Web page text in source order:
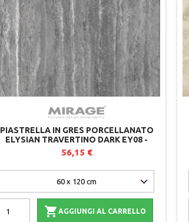
PIASTRELLA IN GRES PORCELLANATO
ELYSIAN TRAVERTINO DARK EY08 -
MIRAGE - SPESSORE 20 MM
56,15 €
AGGIUNGI AL CARRELLO